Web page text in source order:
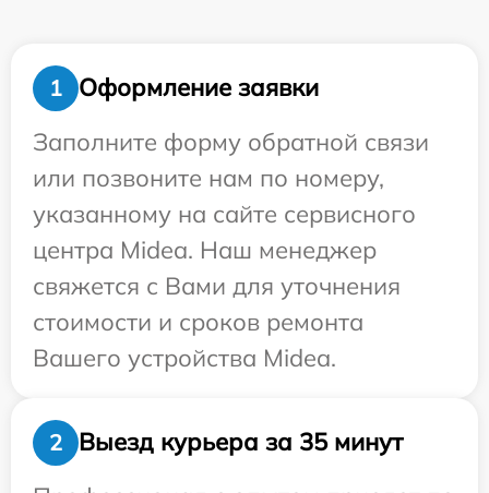
1
Оформление заявки
Заполните форму обратной связи
или позвоните нам по номеру,
указанному на сайте сервисного
центра Midea. Наш менеджер
свяжется с Вами для уточнения
стоимости и сроков ремонта
Вашего устройства Midea.
2
Выезд курьера за 35 минут